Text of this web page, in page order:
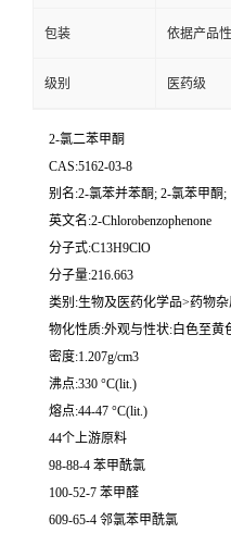
包装 依据产品
级别 医药级
2-氯二苯甲酮
CAS:5162-03-8
别名:2-氯苯并苯酮; 2-氯苯甲酮;
英文名:2-Chlorobenzophenone
分子式:C13H9ClO
分子量:216.663
类别:生物及医药化学品>药物杂
物化性质:外观与性状:白色至黄
密度:1.207g/cm3
沸点:330 °C(lit.)
熔点:44-47 °C(lit.)
44个上游原料
98-88-4 苯甲酰氯
100-52-7 苯甲醛
609-65-4 邻氯苯甲酰氯